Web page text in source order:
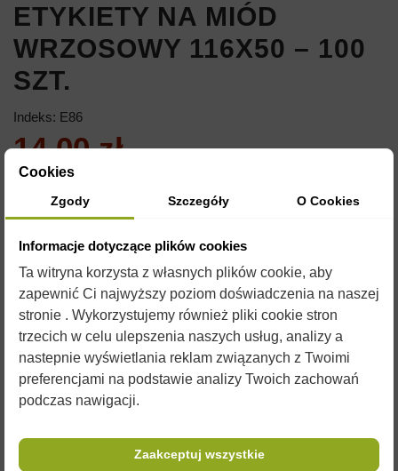
ETYKIETY NA MIÓD
WRZOSOWY 116X50 – 100
SZT.
Indeks: E86
14,00 zł
Brutto
ETYKIETA SAMOPRZYLEPNA 116X50MM
PACZKA ZAWIERA 100SZT.
Cookies
Zgody Szczegóły O Cookies
Informacje dotyczące plików cookies
Ta witryna korzysta z własnych plików cookie, aby
zapewnić Ci najwyższy poziom doświadczenia na naszej
stronie . Wykorzystujemy również pliki cookie stron
trzecich w celu ulepszenia naszych usług, analizy a
nastepnie wyświetlania reklam związanych z Twoimi
preferencjami na podstawie analizy Twoich zachowań
podczas nawigacji.
Zaakceptuj wszystkie